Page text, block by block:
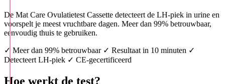
De Mat Care Ovulatietest Cassette detecteert de LH-piek in urine en
voorspelt je meest vruchtbare dagen. Meer dan 99% betrouwbaar,
eenvoudig thuis te gebruiken.
✓ Meer dan 99% betrouwbaar ✓ Resultaat in 10 minuten ✓
Detecteert LH-piek ✓ CE-gecertificeerd
Hoe werkt de test?